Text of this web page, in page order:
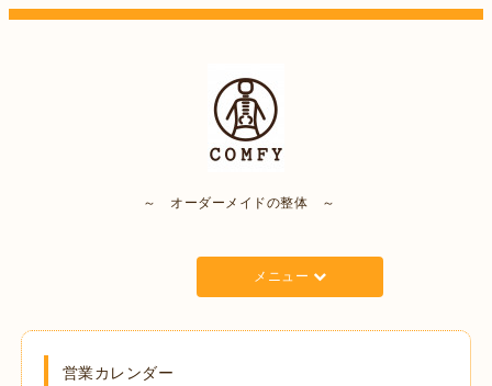
～ オーダーメイドの整体 ～
メニュー
営業カレンダー